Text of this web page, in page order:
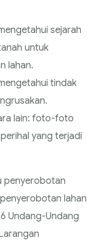
sejarah
untuk
lahan.
tindak
lain: foto-foto
yang terjadi
penyerobotan
lahan
Undang-Undang